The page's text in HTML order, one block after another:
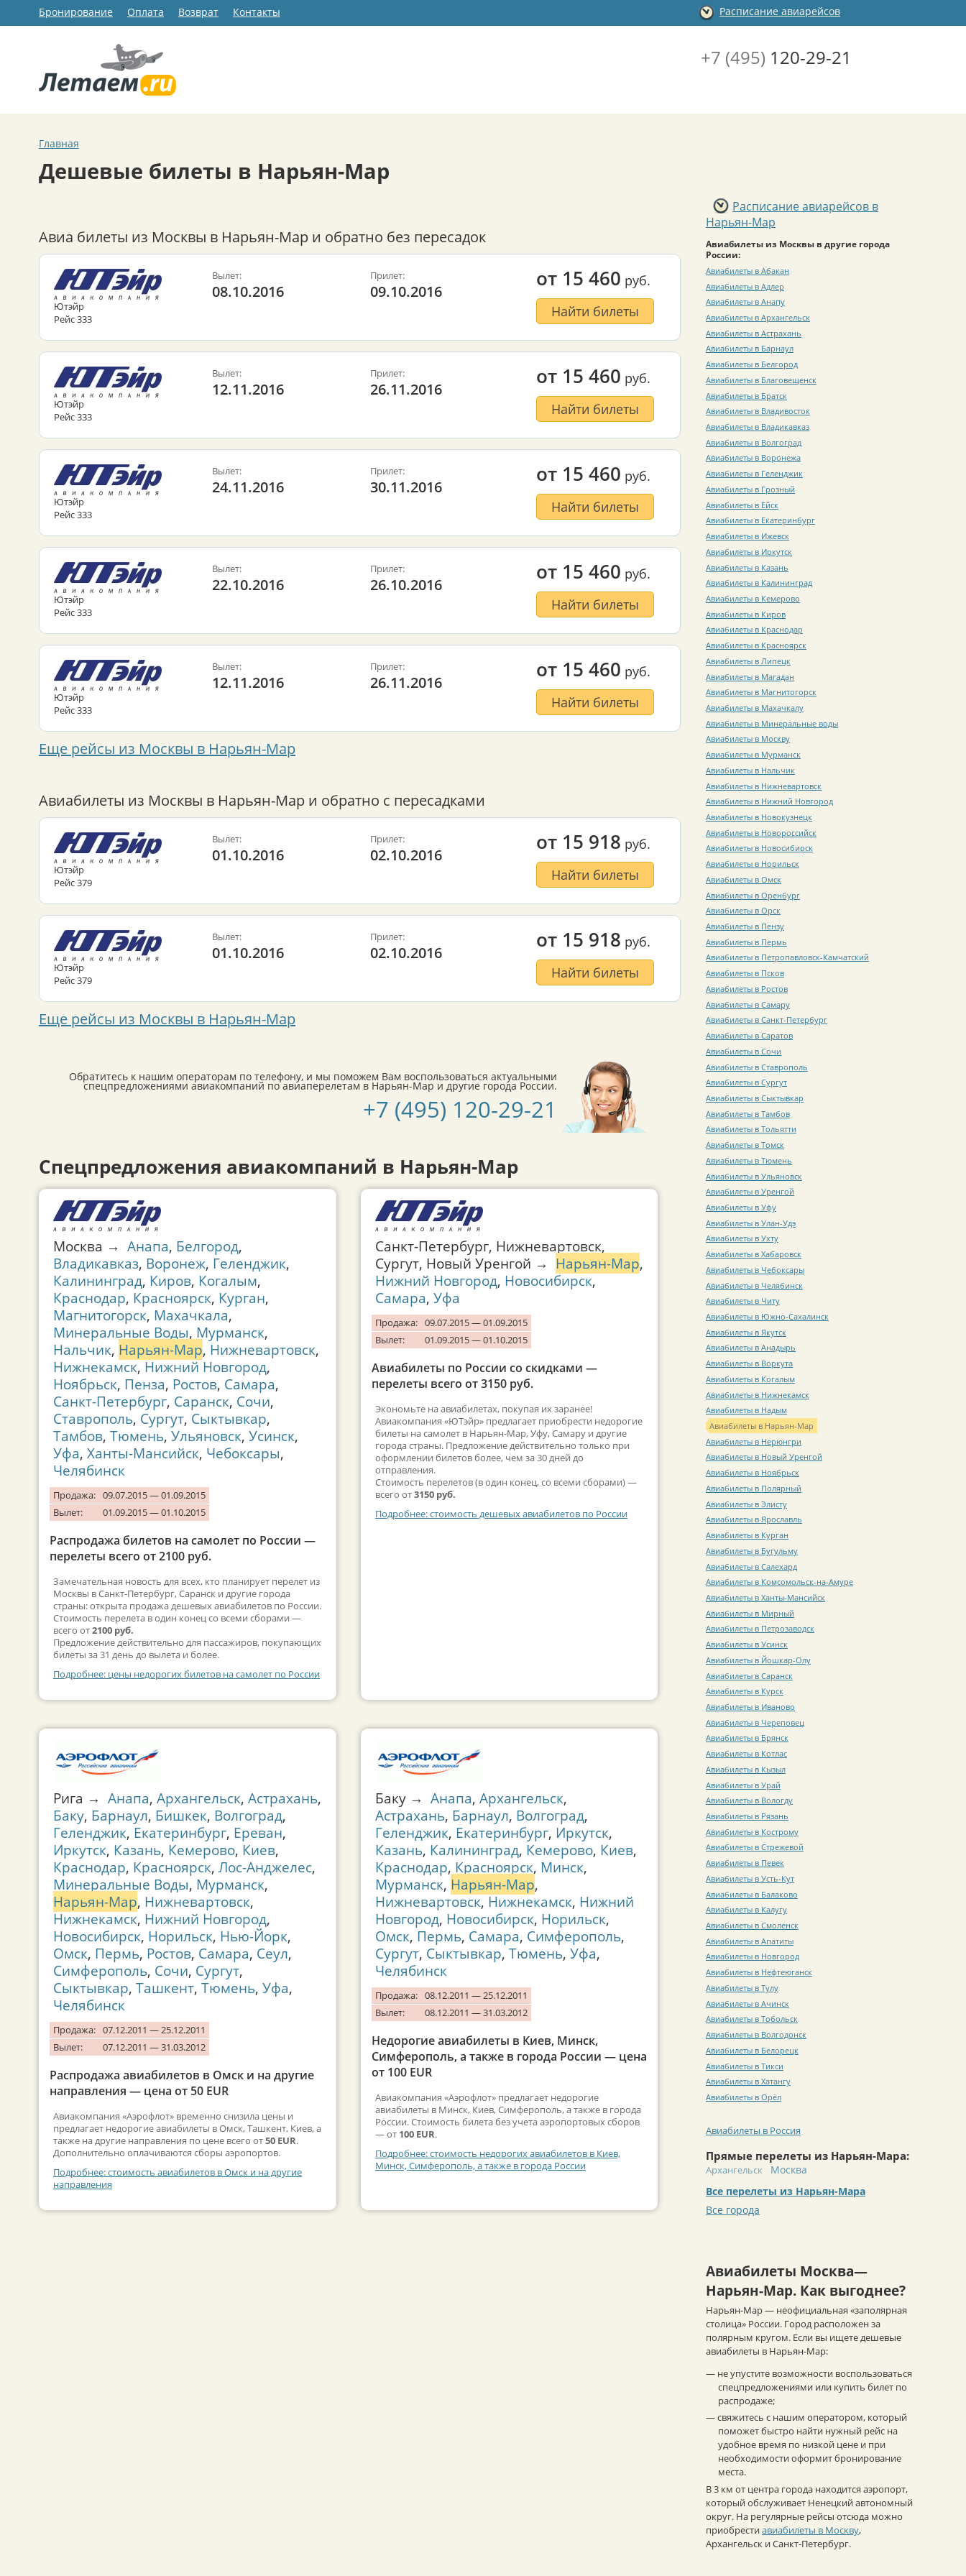
Бронирование Оплата Возврат Контакты Расписание авиарейсов
+7 (495) 120-29-21
Главная
Дешевые билеты в Нарьян-Мар
Авиа билеты из Москвы в Нарьян-Мар и обратно без пересадок
Ютэйр
Рейс 333
Вылет:
08.10.2016
Прилет:
09.10.2016
от 15 460 руб.
Найти билеты
Ютэйр
Рейс 333
Вылет:
12.11.2016
Прилет:
26.11.2016
от 15 460 руб.
Найти билеты
Ютэйр
Рейс 333
Вылет:
24.11.2016
Прилет:
30.11.2016
от 15 460 руб.
Найти билеты
Ютэйр
Рейс 333
Вылет:
22.10.2016
Прилет:
26.10.2016
от 15 460 руб.
Найти билеты
Ютэйр
Рейс 333
Вылет:
12.11.2016
Прилет:
26.11.2016
от 15 460 руб.
Найти билеты
Еще рейсы из Москвы в Нарьян-Мар
Авиабилеты из Москвы в Нарьян-Мар и обратно с пересадками
Ютэйр
Рейс 379
Вылет:
01.10.2016
Прилет:
02.10.2016
от 15 918 руб.
Найти билеты
Ютэйр
Рейс 379
Вылет:
01.10.2016
Прилет:
02.10.2016
от 15 918 руб.
Найти билеты
Еще рейсы из Москвы в Нарьян-Мар
Обратитесь к нашим операторам по телефону, и мы поможем Вам воспользоваться актуальными
спецпредложениями авиакомпаний по авиаперелетам в Нарьян-Мар и другие города России.
+7 (495) 120-29-21
Спецпредложения авиакомпаний в Нарьян-Мар
Москва → Анапа, Белгород,
Владикавказ, Воронеж, Геленджик,
Калининград, Киров, Когалым,
Краснодар, Красноярск, Курган,
Магнитогорск, Махачкала,
Минеральные Воды, Мурманск,
Нальчик, Нарьян-Мар, Нижневартовск,
Нижнекамск, Нижний Новгород,
Ноябрьск, Пенза, Ростов, Самара,
Санкт-Петербург, Саранск, Сочи,
Ставрополь, Сургут, Сыктывкар,
Тамбов, Тюмень, Ульяновск, Усинск,
Уфа, Ханты-Мансийск, Чебоксары,
Челябинск
Продажа: 09.07.2015 — 01.09.2015
Вылет:
01.09.2015 — 01.10.2015
Распродажа билетов на самолет по России —
перелеты всего от 2100 руб.
Замечательная новость для всех, кто планирует перелет из
Москвы в Санкт-Петербург, Саранск и другие города
страны: открыта продажа дешевых авиабилетов по России.
Стоимость перелета в один конец со всеми сборами —
всего от2100 руб.
Предложение действительно для пассажиров, покупающих
билеты за 31 день до вылета и более.
Подробнее: цены недорогих билетов на самолет по России
Рига → Анапа, Архангельск, Астрахань,
Баку, Барнаул, Бишкек, Волгоград,
Геленджик, Екатеринбург, Ереван,
Иркутск, Казань, Кемерово, Киев,
Краснодар, Красноярск, Лос-Анджелес,
Минеральные Воды, Мурманск,
Нарьян-Мар, Нижневартовск,
Нижнекамск, Нижний Новгород,
Новосибирск, Норильск, Нью-Йорк,
Омск, Пермь, Ростов, Самара, Сеул,
Симферополь, Сочи, Сургут,
Сыктывкар, Ташкент, Тюмень, Уфа,
Челябинск
Продажа: 07.12.2011 — 25.12.2011
Вылет:
07.12.2011 — 31.03.2012
Распродажа авиабилетов в Омск и на другие
направления — цена от 50 EUR
Авиакомпания «Аэрофлот» временно снизила цены и
предлагает недорогие авиабилеты в Омск, Ташкент, Киев, а
также на другие направления по цене всего от50 EUR.
Дополнительно оплачиваются сборы аэропортов.
Подробнее: стоимость авиабилетов в Омск и на другие
направления
Санкт-Петербург, Нижневартовск,
Сургут, Новый Уренгой → Нарьян-Мар,
Нижний Новгород, Новосибирск,
Самара, Уфа
Продажа: 09.07.2015 — 01.09.2015
Вылет:
01.09.2015 — 01.10.2015
Авиабилеты по России со скидками —
перелеты всего от 3150 руб.
Экономьте на авиабилетах, покупая их заранее!
Авиакомпания «ЮТэйр» предлагает приобрести недорогие
билеты на самолет в Нарьян-Мар, Уфу, Самару и другие
города страны. Предложение действительно только при
оформлении билетов более, чем за 30 дней до
отправления.
Стоимость перелетов (в один конец, со всеми сборами) —
всего от3150 руб.
Подробнее: стоимость дешевых авиабилетов по России
Баку → Анапа, Архангельск,
Астрахань, Барнаул, Волгоград,
Геленджик, Екатеринбург, Иркутск,
Казань, Калининград, Кемерово, Киев,
Краснодар, Красноярск, Минск,
Мурманск, Нарьян-Мар,
Нижневартовск, Нижнекамск, Нижний
Новгород, Новосибирск, Норильск,
Омск, Пермь, Самара, Симферополь,
Сургут, Сыктывкар, Тюмень, Уфа,
Челябинск
Продажа: 08.12.2011 — 25.12.2011
Вылет:
08.12.2011 — 31.03.2012
Недорогие авиабилеты в Киев, Минск,
Симферополь, а также в города России — цена
от 100 EUR
Авиакомпания «Аэрофлот» предлагает недорогие
авиабилеты в Минск, Киев, Симферополь, а также в города
России. Стоимость билета без учета аэропортовых сборов
— от 100 EUR.
Подробнее: стоимость недорогих авиабилетов в Киев,
Минск, Симферополь, а также в города России
Расписание авиарейсов в
Нарьян-Мар
Авиабилеты из Москвы в другие города
России:
Авиабилеты в Абакан
Авиабилеты в Адлер
Авиабилеты в Анапу
Авиабилеты в Архангельск
Авиабилеты в Астрахань
Авиабилеты в Барнаул
Авиабилеты в Белгород
Авиабилеты в Благовещенск
Авиабилеты в Братск
Авиабилеты в Владивосток
Авиабилеты в Владикавказ
Авиабилеты в Волгоград
Авиабилеты в Воронежа
Авиабилеты в Геленджик
Авиабилеты в Грозный
Авиабилеты в Ейск
Авиабилеты в Екатеринбург
Авиабилеты в Ижевск
Авиабилеты в Иркутск
Авиабилеты в Казань
Авиабилеты в Калининград
Авиабилеты в Кемерово
Авиабилеты в Киров
Авиабилеты в Краснодар
Авиабилеты в Красноярск
Авиабилеты в Липецк
Авиабилеты в Магадан
Авиабилеты в Магнитогорск
Авиабилеты в Махачкалу
Авиабилеты в Минеральные воды
Авиабилеты в Москву
Авиабилеты в Мурманск
Авиабилеты в Нальчик
Авиабилеты в Нижневартовск
Авиабилеты в Нижний Новгород
Авиабилеты в Новокузнецк
Авиабилеты в Новороссийск
Авиабилеты в Новосибирск
Авиабилеты в Норильск
Авиабилеты в Омск
Авиабилеты в Оренбург
Авиабилеты в Орск
Авиабилеты в Пензу
Авиабилеты в Пермь
Авиабилеты в Петропавловск-Камчатский
Авиабилеты в Псков
Авиабилеты в Ростов
Авиабилеты в Самару
Авиабилеты в Санкт-Петербург
Авиабилеты в Саратов
Авиабилеты в Сочи
Авиабилеты в Ставрополь
Авиабилеты в Сургут
Авиабилеты в Сыктывкар
Авиабилеты в Тамбов
Авиабилеты в Тольятти
Авиабилеты в Томск
Авиабилеты в Тюмень
Авиабилеты в Ульяновск
Авиабилеты в Уренгой
Авиабилеты в Уфу
Авиабилеты в Улан-Удэ
Авиабилеты в Ухту
Авиабилеты в Хабаровск
Авиабилеты в Чебоксары
Авиабилеты в Челябинск
Авиабилеты в Читу
Авиабилеты в Южно-Сахалинск
Авиабилеты в Якутск
Авиабилеты в Анадырь
Авиабилеты в Воркута
Авиабилеты в Когалым
Авиабилеты в Нижнекамск
Авиабилеты в Надым
Авиабилеты в Нарьян-Мар
Авиабилеты в Нерюнгри
Авиабилеты в Новый Уренгой
Авиабилеты в Ноябрьск
Авиабилеты в Полярный
Авиабилеты в Элисту
Авиабилеты в Ярославль
Авиабилеты в Курган
Авиабилеты в Бугульму
Авиабилеты в Салехард
Авиабилеты в Комсомольск-на-Амуре
Авиабилеты в Ханты-Мансийск
Авиабилеты в Мирный
Авиабилеты в Петрозаводск
Авиабилеты в Усинск
Авиабилеты в Йошкар-Олу
Авиабилеты в Саранск
Авиабилеты в Курск
Авиабилеты в Иваново
Авиабилеты в Череповец
Авиабилеты в Брянск
Авиабилеты в Котлас
Авиабилеты в Кызыл
Авиабилеты в Урай
Авиабилеты в Вологду
Авиабилеты в Рязань
Авиабилеты в Кострому
Авиабилеты в Стрежевой
Авиабилеты в Певек
Авиабилеты в Усть-Кут
Авиабилеты в Балаково
Авиабилеты в Калугу
Авиабилеты в Смоленск
Авиабилеты в Апатиты
Авиабилеты в Новгород
Авиабилеты в Нефтеюганск
Авиабилеты в Тулу
Авиабилеты в Ачинск
Авиабилеты в Тобольск
Авиабилеты в Волгодонск
Авиабилеты в Белорецк
Авиабилеты в Тикси
Авиабилеты в Хатангу
Авиабилеты в Орёл
Авиабилеты в Россия
Прямые перелеты из Нарьян-Мара:
Архангельск
Москва
Все перелеты из Нарьян-Мара
Все города
Авиабилеты Москва—
Нарьян-Мар. Как выгоднее?
Нарьян-Мар — неофициальная «заполярная
столица» России. Город расположен за
полярным кругом. Если вы ищете дешевые
авиабилеты в Нарьян-Мар:
— не упустите возможности воспользоваться
спецпредложениями или купить билет по
распродаже;
— свяжитесь с нашим оператором, который
поможет быстро найти нужный рейс на
удобное время по низкой цене и при
необходимости оформит бронирование
места.
В 3 км от центра города находится аэропорт,
который обслуживает Ненецкий автономный
округ. На регулярные рейсы отсюда можно
приобрестиавиабилеты в Москву,
Архангельск и Санкт-Петербург.